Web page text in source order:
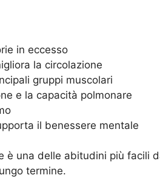
in eccesso
la circolazione
gruppi muscolari
e la capacità polmonare
il benessere mentale
è una delle abitudini più facili
termine.